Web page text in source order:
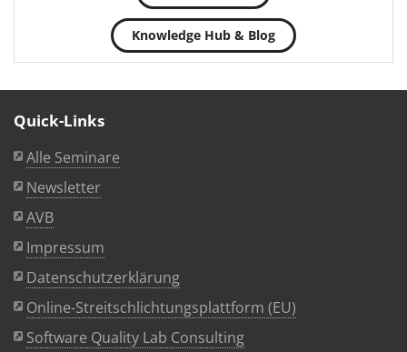
Knowledge Hub & Blog
Quick-Links
Alle Seminare
Newsletter
AVB
Impressum
Datenschutzerklärung
Online-Streitschlichtungsplattform (EU)
Software Quality Lab Consulting